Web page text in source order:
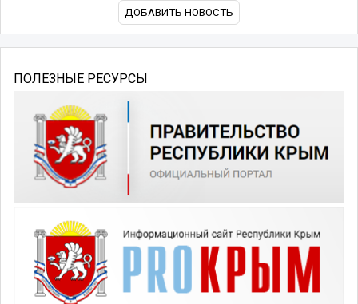
ДОБАВИТЬ НОВОСТЬ
ПОЛЕЗНЫЕ РЕСУРСЫ